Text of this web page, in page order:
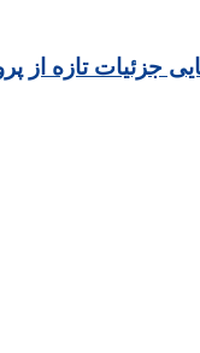
جزئیات تازه از